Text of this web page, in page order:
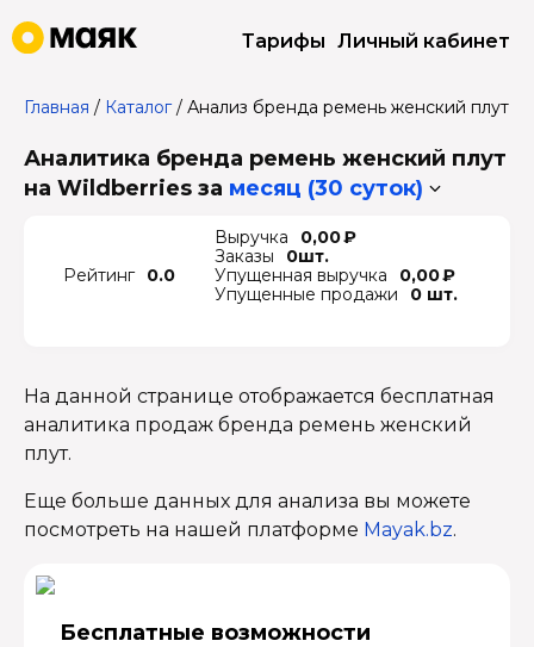
Тарифы Личный кабинет
Главная / Каталог/ Анализ бренда ремень женский плут
Аналитика бренда ремень женский плут
на Wildberries за месяц (30 суток)
Рейтинг 0.0
Выручка
0,00 ₽
Заказы
0шт.
Упущенная выручка
0,00 ₽
Упущенные продажи
0 шт.
На данной странице отображается бесплатная
аналитика продаж бренда ремень женский
плут.
Еще больше данных для анализа вы можете
посмотреть на нашей платформе Mayak.bz.
Бесплатные возмож­ности